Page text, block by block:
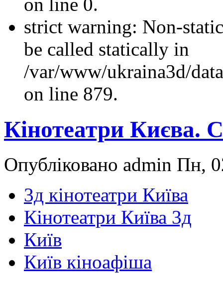
on line 0.
strict warning: Non-
be called statically in
/var/www/ukraina3d/
on line 879.
Кінотеатри Києва.
Опубліковано admin Пн,
3д кінотеатри Київа
Кінотеатри Київа 3д
Київ
Київ кіноафіша